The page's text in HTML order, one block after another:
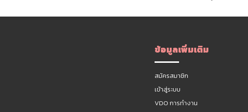
ข้อมูลเพิ่มเติม
สมัครสมาชิก
เข้าสู่ระบบ
VDO การทำงาน